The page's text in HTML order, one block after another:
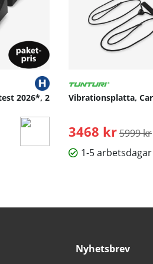
2026*, 2 Vibrationsplatta,
3468 kr5999 kr
1-5 arbetsdagar
Nyhetsbrev